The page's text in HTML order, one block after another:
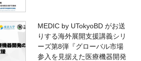
MEDIC by UTokyoBD がお送
りする海外展開支援講義シリ
ーズ第8弾『グローバル市場
参入を見据えた医療機器開発